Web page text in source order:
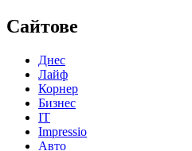
Сайтове
Днес
Лайф
Корнер
Бизнес
IT
Impressio
Авто